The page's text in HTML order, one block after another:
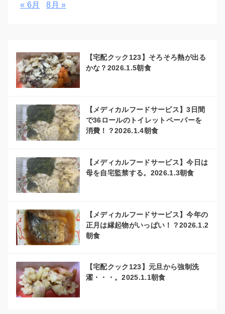
« 6月
8月 »
【宅配クック123】そろそろ熱が出る
かな？2026.1.5朝食
【メディカルフードサービス】3日間
で36ロールのトイレットペーパーを
消費！？2026.1.4朝食
【メディカルフードサービス】今日は
母を自宅監禁する。2026.1.3朝食
【メディカルフードサービス】今年の
正月は縁起物がいっぱい！？2026.1.2
朝食
【宅配クック123】元旦から強制洗
濯・・・。2025.1.1朝食